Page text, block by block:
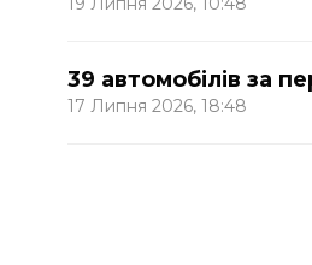
39 автомобілів за
17 Липня 2026, 18:48